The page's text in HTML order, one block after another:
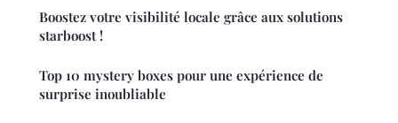
Boostez votre visibilité locale grâce aux solutions
starboost !
Top 10 mystery boxes pour une expérience de
surprise inoubliable